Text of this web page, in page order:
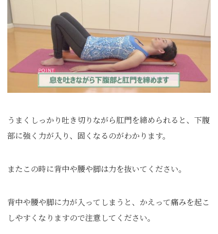
うまくしっかり吐き切りながら肛門を締められると、下腹
部に強く力が入り、固くなるのがわかります。
またこの時に背中や腰や脚は力を抜いてください。
背中や腰や脚に力が入ってしまうと、かえって痛みを起こ
しやすくなりますので注意してください。